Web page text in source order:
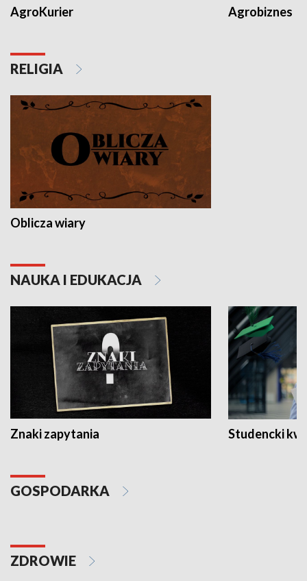
AgroKurier Agrobiznes
RELIGIA
Oblicza wiary
NAUKA I EDUKACJA
Znaki zapytania Studencki
GOSPODARKA
ZDROWIE